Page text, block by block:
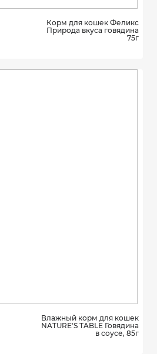
Корм для кошек Феликс
Природа вкуса говядина
75г
Влажный корм для кошек
NATURE'S TABLE Говядина
в соусе, 85г